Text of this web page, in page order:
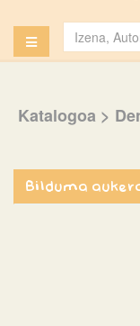
Katalogoa >
Bilduma